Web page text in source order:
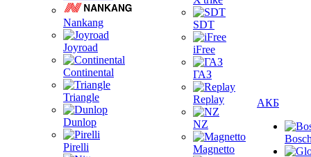
Nankang
Joyroad
Continental
Triangle
Dunlop
Pirelli
SDT
iFree
ГАЗ
Replay
NZ
Magnetto
АКБ